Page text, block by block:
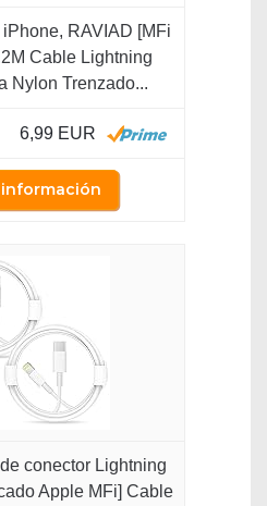
RAVIAD [MFi
Cable Lightning
Nylon Trenzado...
6,99 EUR
información
conector Lightning
Apple MFi] Cable